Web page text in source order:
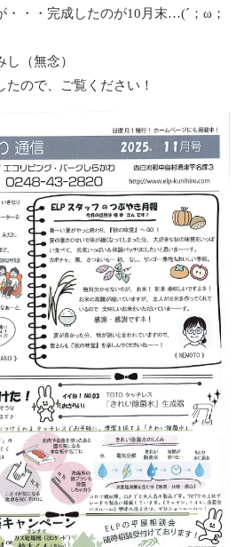
・・・完成したのが10月末…(´；ω；
（無念）
ので、ご覧ください！